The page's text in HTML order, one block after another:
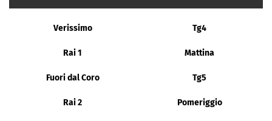
Verissimo Tg4
Rai 1 Mattina
Fuori dal Coro Tg5
Rai 2 Pomeriggio